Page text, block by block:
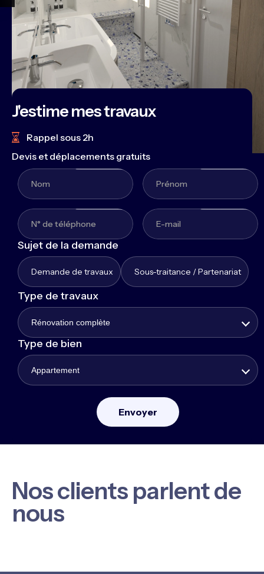
J'estime mes travaux
Rappel sous 2h
Devis et déplacements gratuits
Sujet de la demande
Demande de travaux Sous-traitance / Partenariat
Type de travaux
Rénovation complète
Type de bien
Appartement
Nos clients parlent de
nous